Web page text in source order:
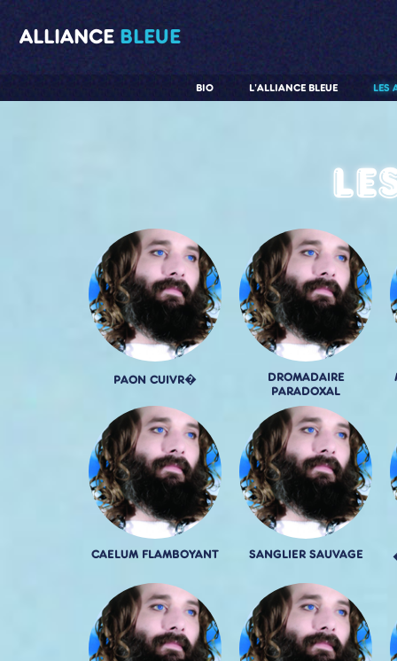
ALLIANCE BLEUE
LES
L'ALLIANCE BLEUE
BIO
PAON CUIVR�
DROMADAIRE
PARADOXAL
CAELUM FLAMBOYANT SANGLIER SAUVAGE